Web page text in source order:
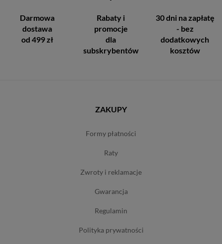
Darmowa
dostawa
od 499 zł
Rabaty i
promocje
dla
subskrybentów
30 dni na zapłatę
- bez
dodatkowych
kosztów
ZAKUPY
formy płatności
raty
zwroty i reklamacje
gwarancja
regulamin
polityka prywatności